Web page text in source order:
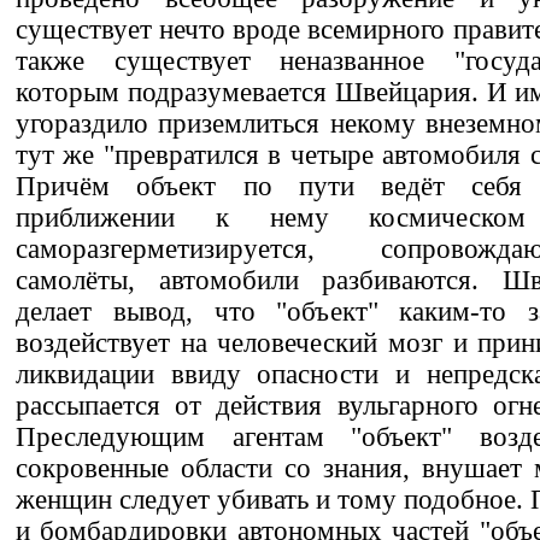
существует нечто вроде всемирного
также существует неназванное
которым подразумевается Швейцария. И
угораздило приземлиться некому
тут же "превратился в четыре
Причём объект по пути ведёт себя
приближении к нему
саморазгерметизируется,
самолёты, автомобили разбиваются.
делает вывод, что "объект" каким-то
воздействует на человеческий мозг и
ликвидации ввиду опасности и
рассыпается от действия вульгарного
Преследующим агентам "объект"
сокровенные области со знания,
женщин следует убивать и тому подобное.
и бомбардировки автономных частей